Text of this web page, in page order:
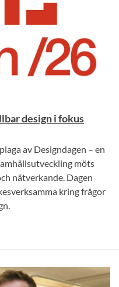
design i fokus
av Designdagen – en
möts
nätverkande. Dagen
kring frågor